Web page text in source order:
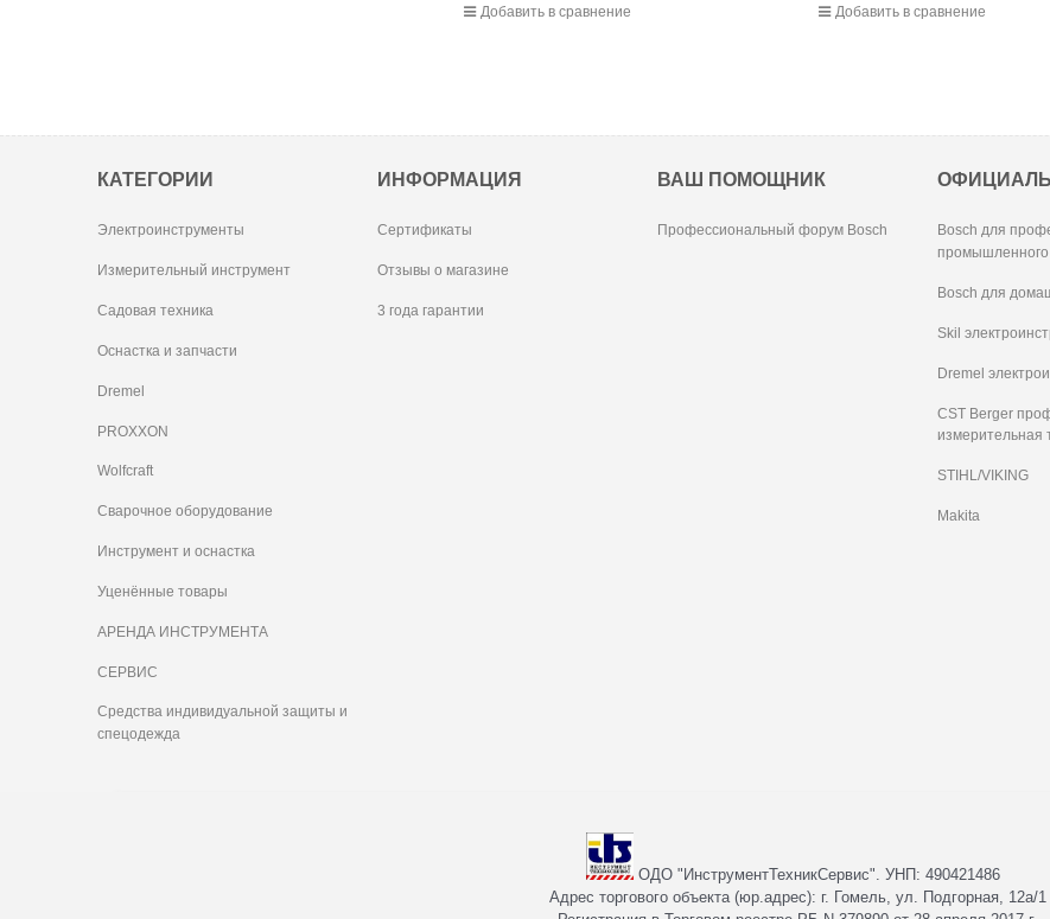
Добавить в сравнение Добавить в сравнение
КАТЕГОРИИ
Электроинструменты
Измерительный инструмент
Садовая техника
Оснастка и запчасти
Dremel
PROXXON
Wolfcraft
Сварочное оборудование
Инструмент и оснастка
Уценённые товары
АРЕНДА ИНСТРУМЕНТА
СЕРВИС
Средства индивидуальной защиты и
спецодежда
ИНФОРМАЦИЯ
Сертификаты
Отзывы о магазине
3 года гарантии
ВАШ ПОМОЩНИК
Профессиональный форум Bosch
Bosch для
Bosch для
Skil
Dremel
CST Berger
измерительная
STIHL/VIKING
Makita
ОДО "ИнструментТехникСервис". УНП: 490421486
Адрес торгового объекта (юр.адрес): г. Гомель, ул. Подгорная, 12а/1